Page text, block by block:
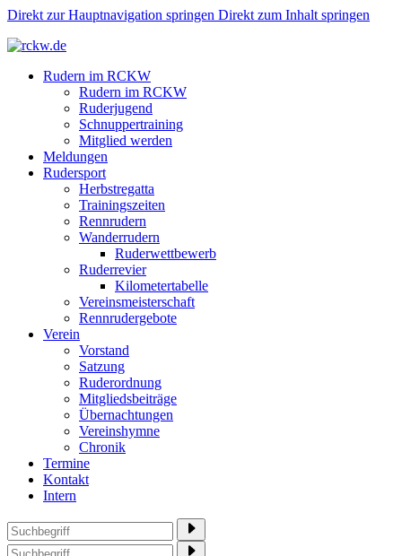
Direkt zur Hauptnavigation springen Direkt zum Inhalt springen
Rudern im RCKW
Rudern im RCKW
Ruderjugend
Schnuppertraining
Mitglied werden
Meldungen
Rudersport
Herbstregatta
Trainingszeiten
Rennrudern
Wanderrudern
Ruderwettbewerb
Ruderrevier
Kilometertabelle
Vereinsmeisterschaft
Rennrudergebote
Verein
Vorstand
Satzung
Ruderordnung
Mitgliedsbeiträge
Übernachtungen
Vereinshymne
Chronik
Termine
Kontakt
Intern